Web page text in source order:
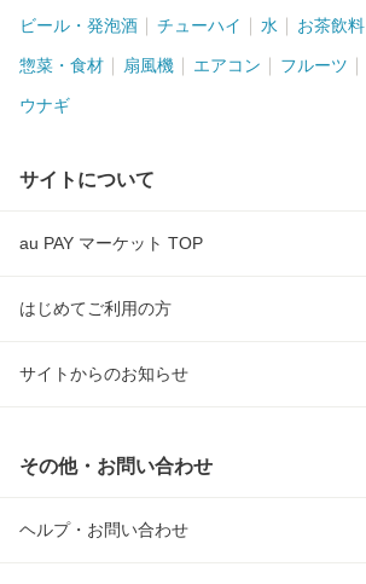
ビール・発泡酒 チューハイ 水 お茶飲料
惣菜・食材 扇風機 エアコン フルーツ
ウナギ
サイトについて
au PAY マーケット TOP
はじめてご利用の方
サイトからのお知らせ
その他・お問い合わせ
ヘルプ・お問い合わせ